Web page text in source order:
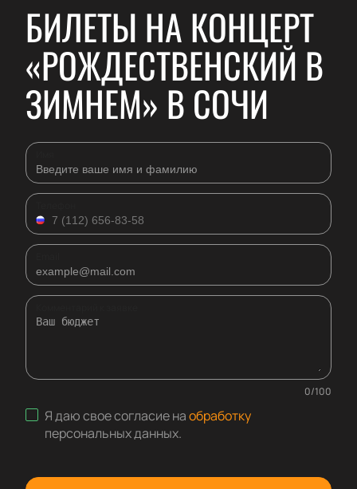
БИЛЕТЫ НА КОНЦЕРТ
«РОЖДЕСТВЕНСКИЙ В
ЗИМНЕМ» В СОЧИ
0/100
Я даю свое согласие наобработку
персональных данных.